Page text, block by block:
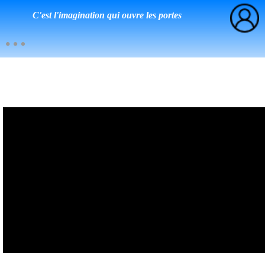
C'est l'imagination qui ouvre les portes